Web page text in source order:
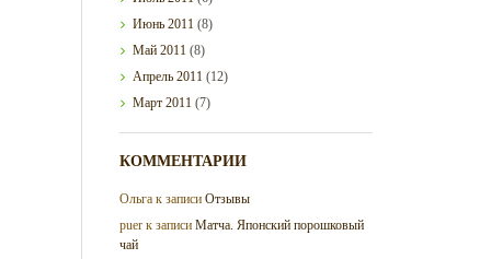
Июнь2011 (8)
Май2011 (8)
Апрель2011 (12)
Март2011 (7)
КОММЕНТАРИИ
Ольга к записиОтзывы
puer к записиМатча. Японский порошковый
чай